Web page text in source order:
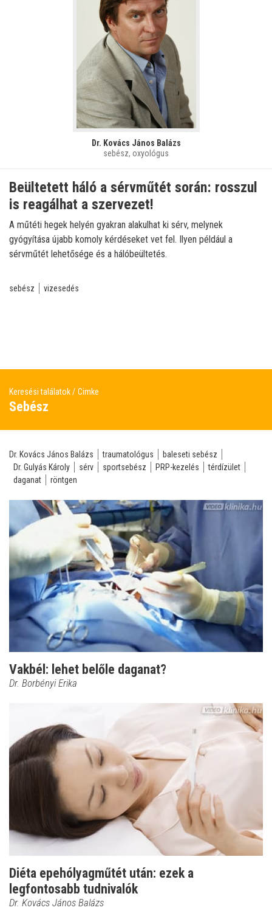
Dr. Kovács János Balázs
sebész, oxyológus
Beültetett háló a sérvműtét során: rosszul
is reagálhat a szervezet!
A műtéti hegek helyén gyakran alakulhat ki sérv, melynek
gyógyítása újabb komoly kérdéseket vet fel. Ilyen például a
sérvműtét lehetősége és a hálóbeültetés.
sebész vizesedés
Keresési találatok Cimke
Sebész
Dr. Kovács János Balázs traumatológus
baleseti sebész
Dr. Gulyás Károly
sérv sportsebész PRP-kezelés
térdízület
daganat
röntgen
Vakbél: lehet belőle daganat?
Dr. Borbényi Erika
Diéta epehólyagműtét után: ezek a
legfontosabb tudnivalók
Dr. Kovács János Balázs